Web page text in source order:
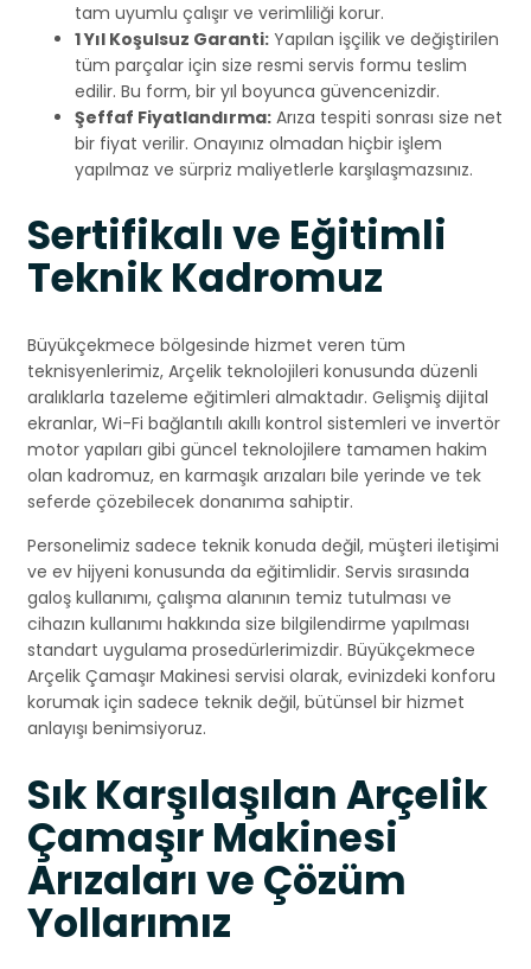
tam uyumlu çalışır ve verimliliği korur.
1 Yıl Koşulsuz Garanti: Yapılan işçilik ve değiştirilen
tüm parçalar için size resmi servis formu teslim
edilir. Bu form, bir yıl boyunca güvencenizdir.
Şeffaf Fiyatlandırma: Arıza tespiti sonrası size net
bir fiyat verilir. Onayınız olmadan hiçbir işlem
yapılmaz ve sürpriz maliyetlerle karşılaşmazsınız.
Sertifikalı ve Eğitimli
Teknik Kadromuz
Büyükçekmece bölgesinde hizmet veren tüm
teknisyenlerimiz, Arçelik teknolojileri konusunda düzenli
aralıklarla tazeleme eğitimleri almaktadır. Gelişmiş dijital
ekranlar, Wi-Fi bağlantılı akıllı kontrol sistemleri ve invertör
motor yapıları gibi güncel teknolojilere tamamen hakim
olan kadromuz, en karmaşık arızaları bile yerinde ve tek
seferde çözebilecek donanıma sahiptir.
Personelimiz sadece teknik konuda değil, müşteri iletişimi
ve ev hijyeni konusunda da eğitimlidir. Servis sırasında
galoş kullanımı, çalışma alanının temiz tutulması ve
cihazın kullanımı hakkında size bilgilendirme yapılması
standart uygulama prosedürlerimizdir. Büyükçekmece
Arçelik Çamaşır Makinesi servisi olarak, evinizdeki konforu
korumak için sadece teknik değil, bütünsel bir hizmet
anlayışı benimsiyoruz.
Sık Karşılaşılan Arçelik
Çamaşır Makinesi
Arızaları ve Çözüm
Yollarımız